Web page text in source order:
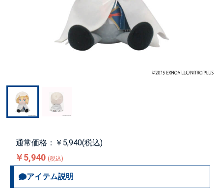
通常価格：￥5,940(税込)
￥5,940 (税込)
アイテム説明